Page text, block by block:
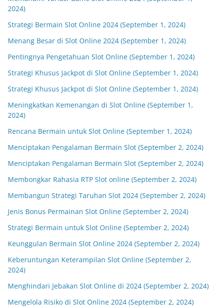
2024)
Strategi Bermain Slot Online 2024 (September 1, 2024)
Menang Besar di Slot Online 2024 (September 1, 2024)
Pentingnya Pengetahuan Slot Online (September 1, 2024)
Strategi Khusus Jackpot di Slot Online (September 1, 2024)
Strategi Khusus Jackpot di Slot Online (September 1, 2024)
Meningkatkan Kemenangan di Slot Online (September 1,
2024)
Rencana Bermain untuk Slot Online (September 1, 2024)
Menciptakan Pengalaman Bermain Slot (September 2, 2024)
Menciptakan Pengalaman Bermain Slot (September 2, 2024)
Membongkar Rahasia RTP Slot online (September 2, 2024)
Membangun Strategi Taruhan Slot 2024 (September 2, 2024)
Jenis Bonus Permainan Slot Online (September 2, 2024)
Strategi Bermain untuk Slot Online (September 2, 2024)
Keunggulan Bermain Slot Online 2024 (September 2, 2024)
Keberuntungan Keterampilan Slot Online (September 2,
2024)
Menghindari Jebakan Slot Online di 2024 (September 2, 2024)
Mengelola Risiko di Slot Online 2024 (September 2, 2024)